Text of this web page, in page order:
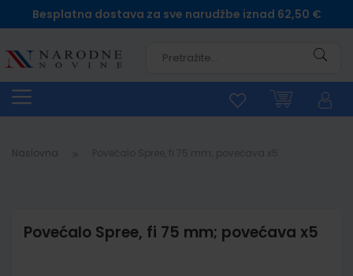
Besplatna dostava za sve narudžbe iznad 62,50 €
Naslovna
Povećalo Spree, fi 75 mm; povećava x5